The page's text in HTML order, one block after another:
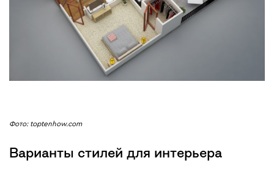
Фото: toptenhow.com
Варианты стилей для интерьера